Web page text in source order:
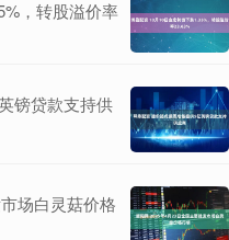
，转股溢价率
镑贷款支持供
场白灵菇价格